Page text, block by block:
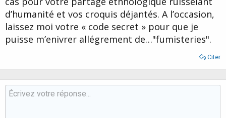
d’humanité et vos croquis déjantés. A l’occasion,
laissez moi votre « code secret » pour que je
puisse m’enivrer allégrement de…"fumisteries".
Citer